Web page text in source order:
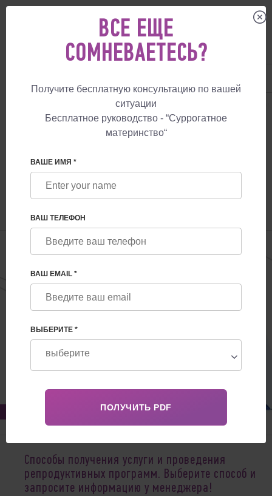
СУРРОГАТНОЕ МАТЕРИНСТВО БЛОГ
ДОНОР ЯЙЦЕКЛЕТОК И СПЕРМЫ ДЛЯ
БУДУЩИХ РОДИТЕЛЕЙ
Способы получения услуги и проведения
репродуктивных программ. Выберите способ и
запросите информацию у менеджера!
ВСЕ ЕЩЕ
СОМНЕВАЕТЕСЬ?
Получите бесплатную консультацию по вашей
ситуации
Бесплатное руководство - “Суррогатное
материнство“
ВАШЕ ИМЯ *
ВАШ ТЕЛЕФОН
ВАШ EMAIL *
ВЫБЕРИТЕ *